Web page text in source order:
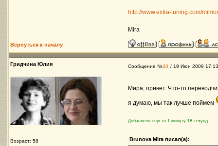
http://www.extra-tuning.com/
Mira
Вернуться к началу
Гридчина Юлия
Возраст: 58
Сообщение №20 / 19 Июн 2009 17:13
Мира, привет. Что-то
я думаю, мы так лучше поймем
Добавлено спустя 1 минуту 18 секунд:
Brunova Mira писал(а):